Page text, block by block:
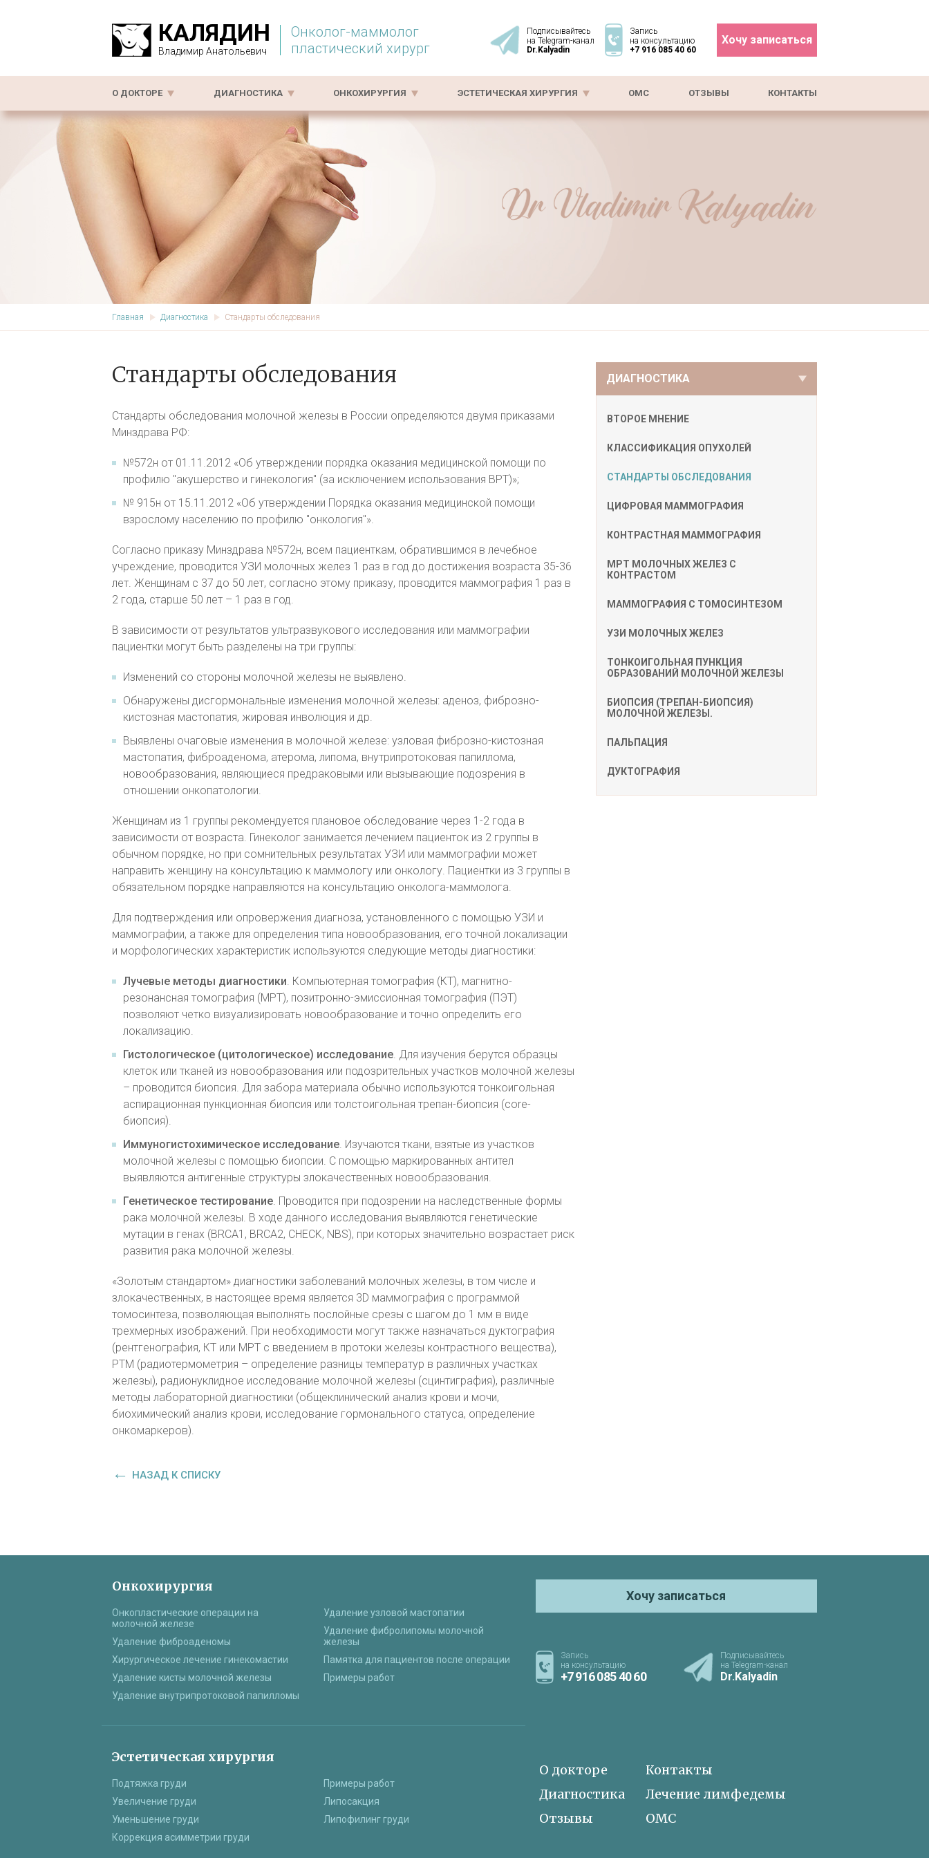
КАЛЯДИН
Владимир Анатольевич
Онколог-маммолог
пластический хирург
Подписывайтесь
на Telegram-канал
Dr.Kalyadin
Запись
на консультацию
+7 916 085 40 60
Хочу записаться
О ДОКТОРЕ ДИАГНОСТИКА ОНКОХИРУРГИЯ ЭСТЕТИЧЕСКАЯ ХИРУРГИЯ ОМС ОТЗЫВЫ КОНТАКТЫ
Главная Диагностика Стандарты обследования
Стандарты обследования
Стандарты обследования молочной железы в России определяются двумя приказами
Минздрава РФ:
№572н от 01.11.2012 «Об утверждении порядка оказания медицинской помощи по
профилю "акушерство и гинекология" (за исключением использования ВРТ)»;
№ 915н от 15.11.2012 «Об утверждении Порядка оказания медицинской помощи
взрослому населению по профилю "онкология"».
Согласно приказу Минздрава №572н, всем пациенткам, обратившимся в лечебное
учреждение, проводится УЗИ молочных желез 1 раз в год до достижения возраста 35-36
лет. Женщинам с 37 до 50 лет, согласно этому приказу, проводится маммография 1 раз в
2 года, старше 50 лет – 1 раз в год.
В зависимости от результатов ультразвукового исследования или маммографии
пациентки могут быть разделены на три группы:
Изменений со стороны молочной железы не выявлено.
Обнаружены дисгормональные изменения молочной железы: аденоз, фиброзно-
кистозная мастопатия, жировая инволюция и др.
Выявлены очаговые изменения в молочной железе: узловая фиброзно-кистозная
мастопатия, фиброаденома, атерома, липома, внутрипротоковая папиллома,
новообразования, являющиеся предраковыми или вызывающие подозрения в
отношении онкопатологии.
Женщинам из 1 группы рекомендуется плановое обследование через 1-2 года в
зависимости от возраста. Гинеколог занимается лечением пациенток из 2 группы в
обычном порядке, но при сомнительных результатах УЗИ или маммографии может
направить женщину на консультацию к маммологу или онкологу. Пациентки из 3 группы в
обязательном порядке направляются на консультацию онколога-маммолога.
Для подтверждения или опровержения диагноза, установленного с помощью УЗИ и
маммографии, а также для определения типа новообразования, его точной локализации
и морфологических характеристик используются следующие методы диагностики:
Лучевые методы диагностики. Компьютерная томография (КТ), магнитно-
резонансная томография (МРТ), позитронно-эмиссионная томография (ПЭТ)
позволяют четко визуализировать новообразование и точно определить его
локализацию.
Гистологическое (цитологическое) исследование. Для изучения берутся образцы
клеток или тканей из новообразования или подозрительных участков молочной железы
– проводится биопсия. Для забора материала обычно используются тонкоигольная
аспирационная пункционная биопсия или толстоигольная трепан-биопсия (core-
биопсия).
Иммуногистохимическое исследование. Изучаются ткани, взятые из участков
молочной железы с помощью биопсии. С помощью маркированных антител
выявляются антигенные структуры злокачественных новообразования.
Генетическое тестирование. Проводится при подозрении на наследственные формы
рака молочной железы. В ходе данного исследования выявляются генетические
мутации в генах (BRCA1, BRCA2, CHECK, NBS), при которых значительно возрастает риск
развития рака молочной железы.
«Золотым стандартом» диагностики заболеваний молочных железы, в том числе и
злокачественных, в настоящее время является 3D маммография с программой
томосинтеза, позволяющая выполнять послойные срезы с шагом до 1 мм в виде
трехмерных изображений. При необходимости могут также назначаться дуктография
(рентгенография, КТ или МРТ с введением в протоки железы контрастного вещества),
РТМ (радиотермометрия – определение разницы температур в различных участках
железы), радионуклидное исследование молочной железы (сцинтиграфия), различные
методы лабораторной диагностики (общеклинический анализ крови и мочи,
биохимический анализ крови, исследование гормонального статуса, определение
онкомаркеров).
НАЗАД К СПИСКУ
ДИАГНОСТИКА
ВТОРОЕ МНЕНИЕ
КЛАССИФИКАЦИЯ ОПУХОЛЕЙ
СТАНДАРТЫ ОБСЛЕДОВАНИЯ
ЦИФРОВАЯ МАММОГРАФИЯ
КОНТРАСТНАЯ МАММОГРАФИЯ
МРТ МОЛОЧНЫХ ЖЕЛЕЗ С
КОНТРАСТОМ
МАММОГРАФИЯ С ТОМОСИНТЕЗОМ
УЗИ МОЛОЧНЫХ ЖЕЛЕЗ
ТОНКОИГОЛЬНАЯ ПУНКЦИЯ
ОБРАЗОВАНИЙ МОЛОЧНОЙ ЖЕЛЕЗЫ
БИОПСИЯ (ТРЕПАН-БИОПСИЯ)
МОЛОЧНОЙ ЖЕЛЕЗЫ.
ПАЛЬПАЦИЯ
ДУКТОГРАФИЯ
Онкохирургия
Онкопластические операции на
молочной железе
Удаление фиброаденомы
Хирургическое лечение гинекомастии
Удаление кисты молочной железы
Удаление внутрипротоковой папилломы
Удаление узловой мастопатии
Удаление фибролипомы молочной
железы
Памятка для пациентов после операции
Примеры работ
Эстетическая хирургия
Подтяжка груди
Увеличение груди
Уменьшение груди
Коррекция асимметрии груди
Примеры работ
Липосакция
Липофилинг груди
Хочу записаться
Запись
на консультацию
+7 916 085 40 60
Подписывайтесь
на Telegram-канал
Dr.Kalyadin
О докторе
Диагностика
Отзывы
Контакты
Лечение лимфедемы
ОМС